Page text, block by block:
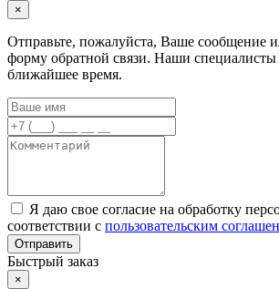
×
Отправьте, пожалуйста, Ваше сообщение
форму обратной связи. Наши специалисты
ближайшее время.
Я даю свое согласие на обработку
соответствии с пользовательским
Отправить
Быстрый заказ
×